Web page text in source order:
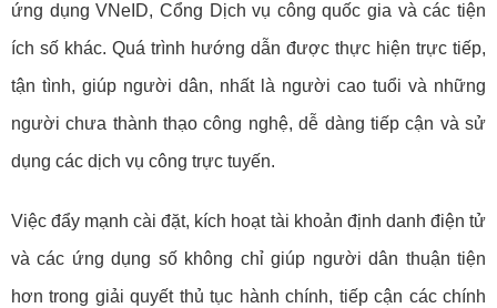
ứng dụng VNeID, Cổng Dịch vụ công quốc gia và các tiện
ích số khác. Quá trình hướng dẫn được thực hiện trực tiếp,
tận tình, giúp người dân, nhất là người cao tuổi và những
người chưa thành thạo công nghệ, dễ dàng tiếp cận và sử
dụng các dịch vụ công trực tuyến.
Việc đẩy mạnh cài đặt, kích hoạt tài khoản định danh điện tử
và các ứng dụng số không chỉ giúp người dân thuận tiện
hơn trong giải quyết thủ tục hành chính, tiếp cận các chính